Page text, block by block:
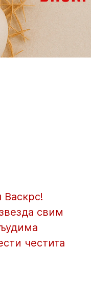
Васкрс!
свим
честита